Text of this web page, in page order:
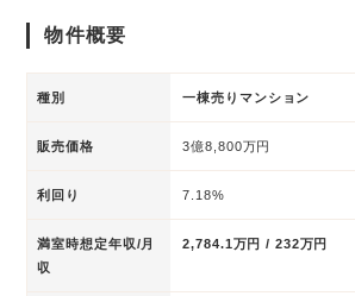
物件概要
種別 一棟売りマンション
販売価格 3億8,800万円
利回り 7.18%
満室時想定年収/月
収
2,784.1万円 / 232万円